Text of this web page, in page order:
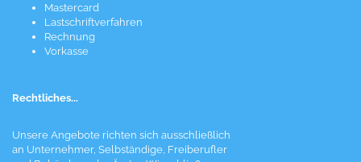
Mastercard
Lastschriftverfahren
Rechnung
Vorkasse
Rechtliches...
Unsere Angebote richten sich ausschließlich
an Unternehmer, Selbständige, Freiberufler